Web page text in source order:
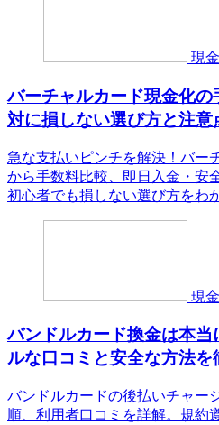
現
バーチャルカード現金化
対に損しない選び方と注意
急な支払いピンチを解決！バー
から手数料比較、即日入金・安
初心者でも損しない選び方をわ
現
バンドルカード換金は本
ルな口コミと安全な方法を
バンドルカードの後払いチャー
順、利用者口コミを詳解。規約